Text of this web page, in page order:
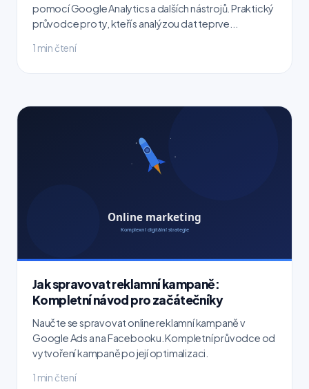
pomocí Google Analytics a dalších nástrojů. Praktický
průvodce pro ty, kteří s analýzou dat teprve...
1 min čtení
Jak spravovat reklamní kampaně:
Kompletní návod pro začátečníky
Naučte se spravovat online reklamní kampaně v
Google Ads a na Facebooku. Kompletní průvodce od
vytvoření kampaně po její optimalizaci.
1 min čtení